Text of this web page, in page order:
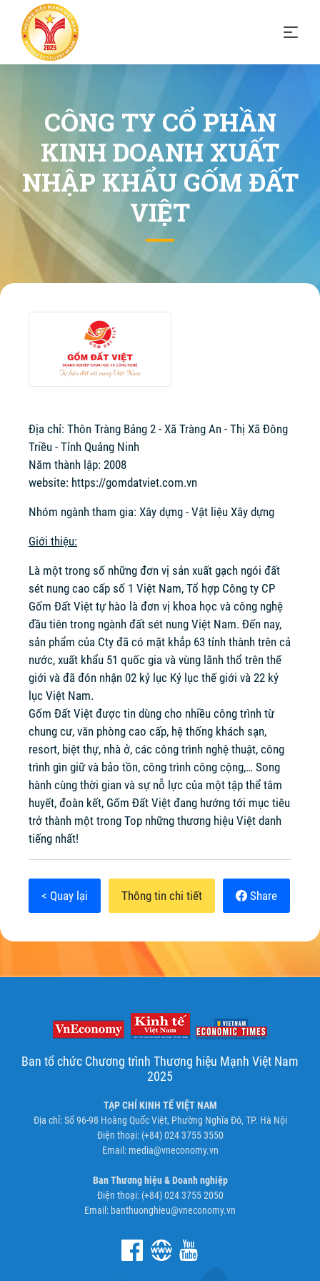
CÔNG TY CỔ PHẦN
KINH DOANH XUẤT
NHẬP KHẨU GỐM ĐẤT
VIỆT
Địa chỉ: Thôn Tràng Bảng 2 - Xã Tràng An - Thị Xã Đông
Triều - Tỉnh Quảng Ninh
Năm thành lập: 2008
website: https://gomdatviet.com.vn
Nhóm ngành tham gia: Xây dựng - Vật liệu Xây dựng
Giới thiệu:
Là một trong số những đơn vị sản xuất gạch ngói đất
sét nung cao cấp số 1 Việt Nam, Tổ hợp Công ty CP
Gốm Đất Việt tự hào là đơn vị khoa học và công nghệ
đầu tiên trong ngành đất sét nung Việt Nam. Đến nay,
sản phẩm của Cty đã có mặt khắp 63 tỉnh thành trên cả
nước, xuất khẩu 51 quốc gia và vùng lãnh thổ trên thế
giới và đã đón nhận 02 kỷ lục Kỷ lục thế giới và 22 kỷ
lục Việt Nam.
Gốm Đất Việt được tin dùng cho nhiều công trình từ
chung cư, văn phòng cao cấp, hệ thống khách sạn,
resort, biệt thự, nhà ở, các công trình nghệ thuật, công
trình gìn giữ và bảo tồn, công trình công cộng,… Song
hành cùng thời gian và sự nỗ lực của một tập thể tâm
huyết, đoàn kết, Gốm Đất Việt đang hướng tới mục tiêu
trở thành một trong Top những thương hiệu Việt danh
tiếng nhất!
< Quay lại Thông tin chi tiết Share
Ban tổ chức Chương trình Thương hiệu Mạnh Việt Nam
2025
TẠP CHÍ KINH TẾ VIỆT NAM
Địa chỉ: Số 96-98 Hoàng Quốc Việt, Phường Nghĩa Đô, TP. Hà Nội
Điện thoại: (+84) 024 3755 3550
Email: media@vneconomy.vn
Ban Thương hiệu & Doanh nghiệp
Điện thoại: (+84) 024 3755 2050
Email: banthuonghieu@vneconomy.vn